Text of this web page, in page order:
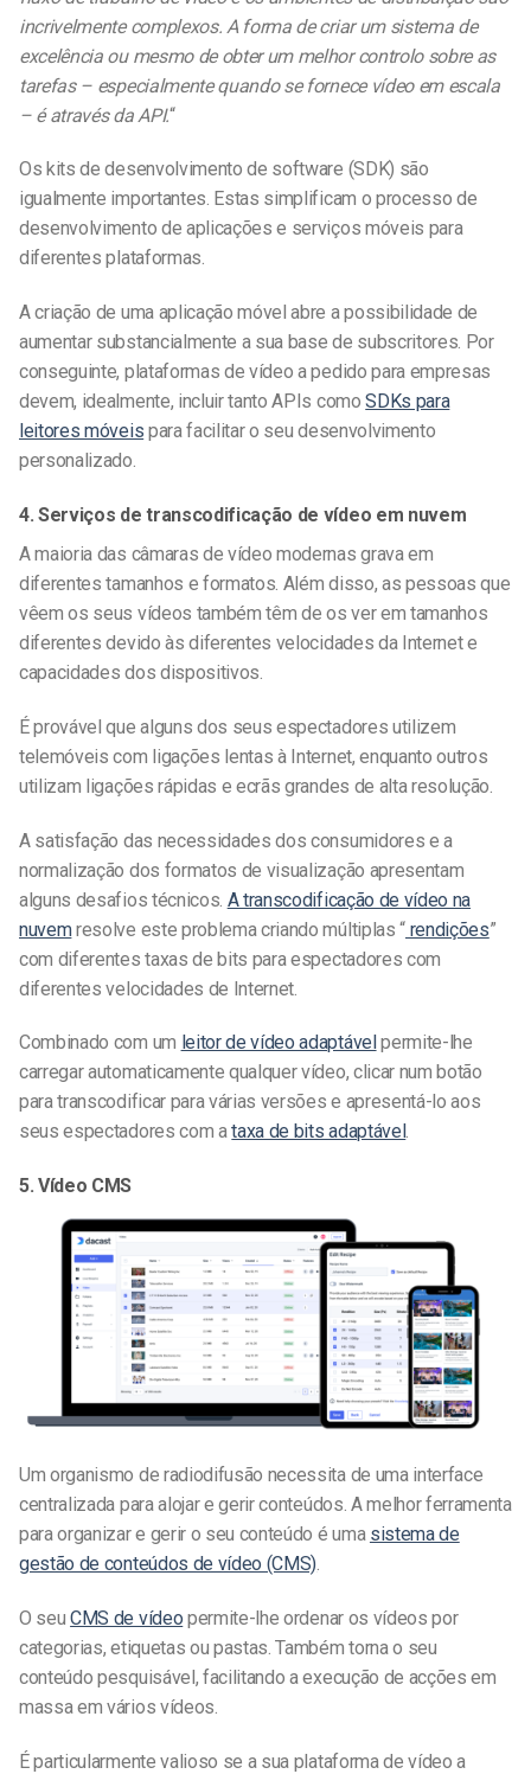
incrivelmente complexos. A forma de criar um sistema de
excelência ou mesmo de obter um melhor controlo sobre as
tarefas – especialmente quando se fornece vídeo em escala
– é através da API.“
Os kits de desenvolvimento de software (SDK) são
igualmente importantes. Estas simplificam o processo de
desenvolvimento de aplicações e serviços móveis para
diferentes plataformas.
A criação de uma aplicação móvel abre a possibilidade de
aumentar substancialmente a sua base de subscritores. Por
conseguinte, plataformas de vídeo a pedido para empresas
devem, idealmente, incluir tanto APIs comoSDKs para
leitores móveis para facilitar o seu desenvolvimento
personalizado.
4. Serviços de transcodificação de vídeo em nuvem
A maioria das câmaras de vídeo modernas grava em
diferentes tamanhos e formatos. Além disso, as pessoas que
vêem os seus vídeos também têm de os ver em tamanhos
diferentes devido às diferentes velocidades da Internet e
capacidades dos dispositivos.
É provável que alguns dos seus espectadores utilizem
telemóveis com ligações lentas à Internet, enquanto outros
utilizam ligações rápidas e ecrãs grandes de alta resolução.
A satisfação das necessidades dos consumidores e a
normalização dos formatos de visualização apresentam
alguns desafios técnicos. A transcodificação de vídeo na
nuvemresolve este problema criando múltiplas “rendições”
com diferentes taxas de bits para espectadores com
diferentes velocidades de Internet.
Combinado com um leitor de vídeo adaptável permite-lhe
carregar automaticamente qualquer vídeo, clicar num botão
para transcodificar para várias versões e apresentá-lo aos
seus espectadores com ataxa de bits adaptável .
5. Vídeo CMS
Um organismo de radiodifusão necessita de uma interface
centralizada para alojar e gerir conteúdos. A melhor ferramenta
para organizar e gerir o seu conteúdo é uma sistema de
gestão de conteúdos de vídeo (CMS).
O seuCMS de vídeo permite-lhe ordenar os vídeos por
categorias, etiquetas ou pastas. Também torna o seu
conteúdo pesquisável, facilitando a execução de acções em
massa em vários vídeos.
É particularmente valioso se a sua plataforma de vídeo a